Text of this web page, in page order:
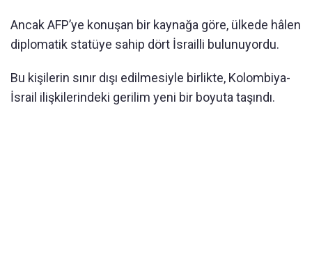
Ancak AFP’ye konuşan bir kaynağa göre, ülkede hâlen
diplomatik statüye sahip dört İsrailli bulunuyordu.
Bu kişilerin sınır dışı edilmesiyle birlikte, Kolombiya-
İsrail ilişkilerindeki gerilim yeni bir boyuta taşındı.